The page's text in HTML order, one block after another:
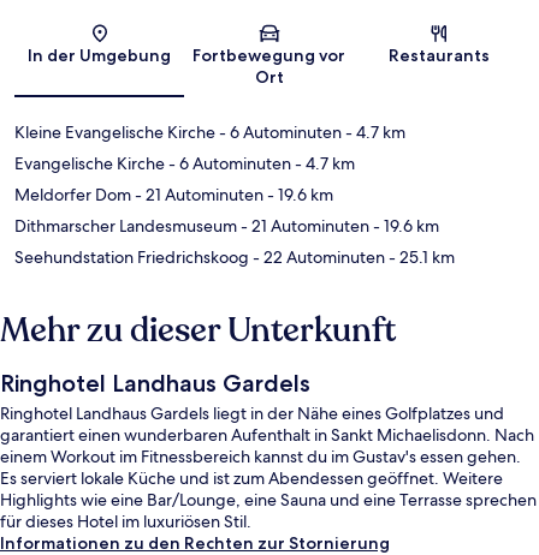
Karte
In der Umgebung
Fortbewegung vor
Ort
Restaurants
Kleine Evangelische Kirche- 6 Autominuten- 4.7 km
Evangelische Kirche- 6 Autominuten- 4.7 km
Meldorfer Dom- 21 Autominuten- 19.6 km
Dithmarscher Landesmuseum- 21 Autominuten- 19.6 km
Seehundstation Friedrichskoog - 22 Autominuten- 25.1 km
Mehr zu dieser Unterkunft
Ringhotel Landhaus Gardels
Ringhotel Landhaus Gardels liegt in der Nähe eines Golfplatzes und
garantiert einen wunderbaren Aufenthalt in Sankt Michaelisdonn. Nach
einem Workout im Fitnessbereich kannst du im Gustav's essen gehen.
Es serviert lokale Küche und ist zum Abendessen geöffnet. Weitere
Highlights wie eine Bar/Lounge, eine Sauna und eine Terrasse sprechen
für dieses Hotel im luxuriösen Stil.
Informationen zu den Rechten zur Stornierung